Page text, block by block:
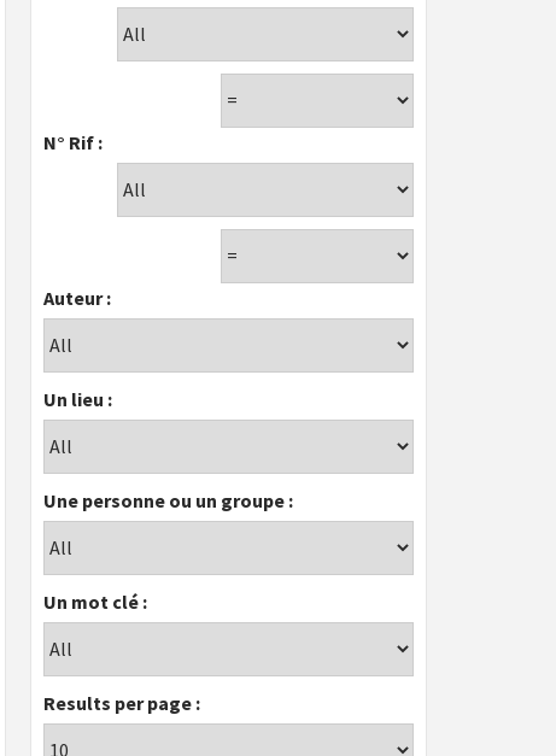
N° Rif :
Auteur :
Un lieu :
Une personne ou un groupe :
Un mot clé :
Results per page :